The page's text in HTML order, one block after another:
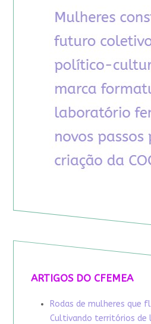
ARTIGOS DO CFEMEA
Rodas de mulheres que
Cultivando territórios de